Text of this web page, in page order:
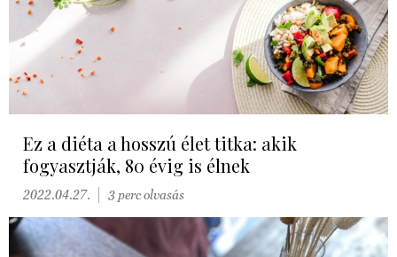
Ez a diéta a hosszú élet titka: akik
fogyasztják, 80 évig is élnek
2022.04.27. 3 perc olvasás